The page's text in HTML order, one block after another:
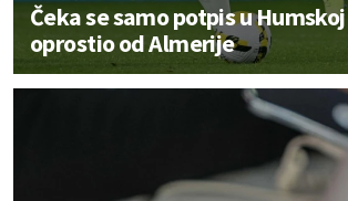
Čeka se samo potpis u
oprostio od Almerije